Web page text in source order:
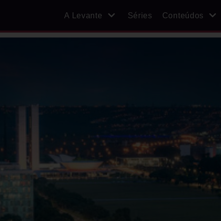
A Levante Séries Conteúdos